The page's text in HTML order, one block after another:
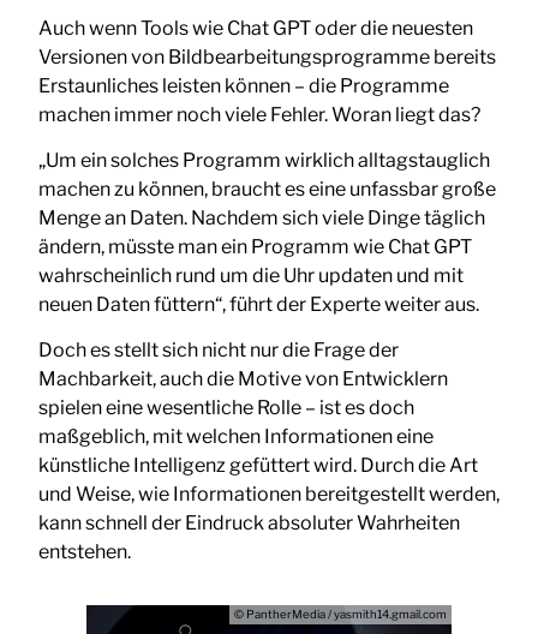
Auch wenn Tools wie Chat GPT oder die neuesten
Versionen von Bildbearbeitungsprogramme bereits
Erstaunliches leisten können – die Programme
machen immer noch viele Fehler. Woran liegt das?
„Um ein solches Programm wirklich alltagstauglich
machen zu können, braucht es eine unfassbar große
Menge an Daten. Nachdem sich viele Dinge täglich
ändern, müsste man ein Programm wie Chat GPT
wahrscheinlich rund um die Uhr updaten und mit
neuen Daten füttern“, führt der Experte weiter aus.
Doch es stellt sich nicht nur die Frage der
Machbarkeit, auch die Motive von Entwicklern
spielen eine wesentliche Rolle – ist es doch
maßgeblich, mit welchen Informationen eine
künstliche Intelligenz gefüttert wird. Durch die Art
und Weise, wie Informationen bereitgestellt werden,
kann schnell der Eindruck absoluter Wahrheiten
entstehen.
© PantherMedia / yasmith14.gmail.com